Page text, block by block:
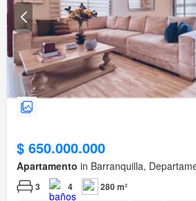
$ 650.000.000
Apartamento in Barranquilla,
3 4 280 m²